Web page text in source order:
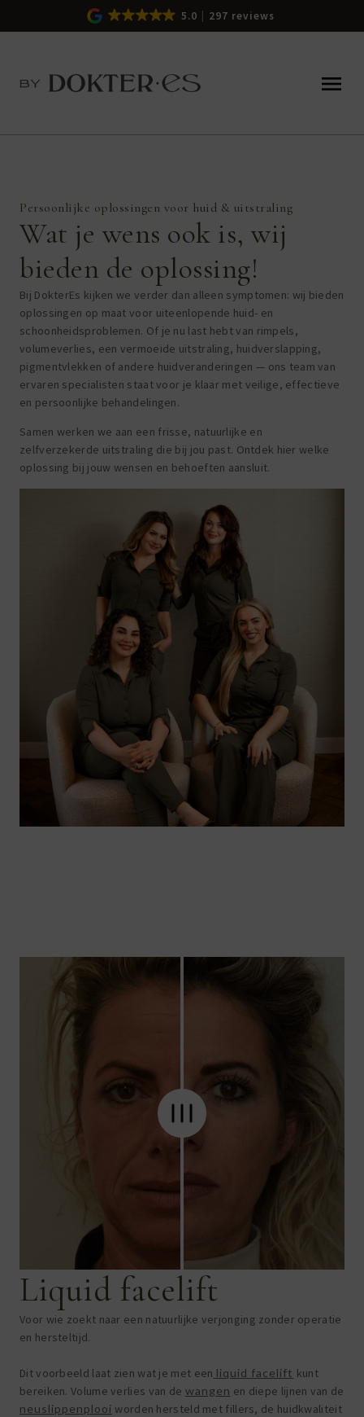
5.0 297 reviews
Persoonlijke oplossingen voor huid & uitstraling
Wat je wens ook is, wij
bieden de oplossing!
Bij DokterEs kijken we verder dan alleen symptomen: wij bieden
oplossingen op maat voor uiteenlopende huid- en
schoonheidsproblemen. Of je nu last hebt van rimpels,
volumeverlies, een vermoeide uitstraling, huidverslapping,
pigmentvlekken of andere huidveranderingen — ons team van
ervaren specialisten staat voor je klaar met veilige, effectieve
en persoonlijke behandelingen.
Samen werken we aan een frisse, natuurlijke en
zelfverzekerde uitstraling die bij jou past. Ontdek hier welke
oplossing bij jouw wensen en behoeften aansluit.
Liquid facelift
Voor wie zoekt naar een natuurlijke verjonging zonder operatie
en hersteltijd.
Dit voorbeeld laat zien wat je met een liquid facelift kunt
bereiken. Volume verlies van de wangen en diepe lijnen van de
neuslippenplooi worden hersteld met fillers, de huidkwaliteit